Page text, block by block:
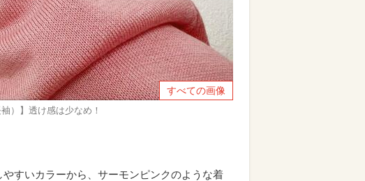
すべての画像
）】透け感は少なめ！
やすいカラーから、サーモンピンクのような着